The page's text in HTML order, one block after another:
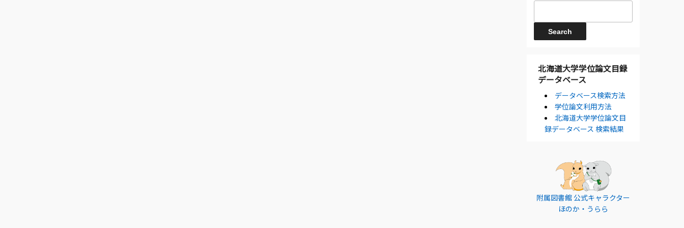
北海道大学学位論文目録
データベース
データベース検索方法
学位論文利用方法
北海道大学学位論文目
録データベース 検索結果
附属図書館 公式キャラクター
ほのか・うらら